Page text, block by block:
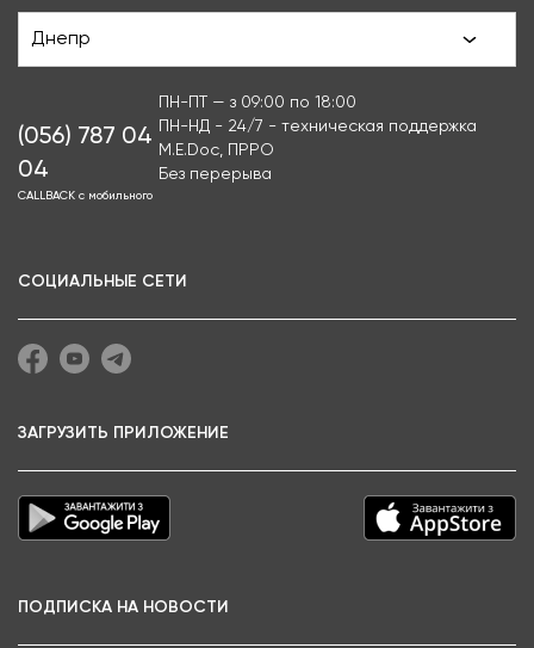
Днепр
(056) 787 04
04
CALLBACK с мобильного
ПН-ПТ — з 09:00 по 18:00
ПН-НД - 24/7 - техническая поддержка
M.E.Doc, ПРРО
Без перерыва
СОЦИАЛЬНЫЕ СЕТИ
ЗАГРУЗИТЬ ПРИЛОЖЕНИЕ
ПОДПИСКА НА НОВОСТИ